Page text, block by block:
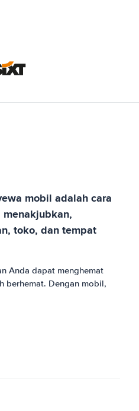
mobil adalah cara
toko, dan tempat
Anda dapat menghemat
berhemat. Dengan mobil,